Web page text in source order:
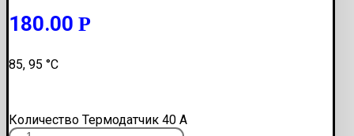
180.00 Р
85, 95 °С
Количество Термодатчик 40 А